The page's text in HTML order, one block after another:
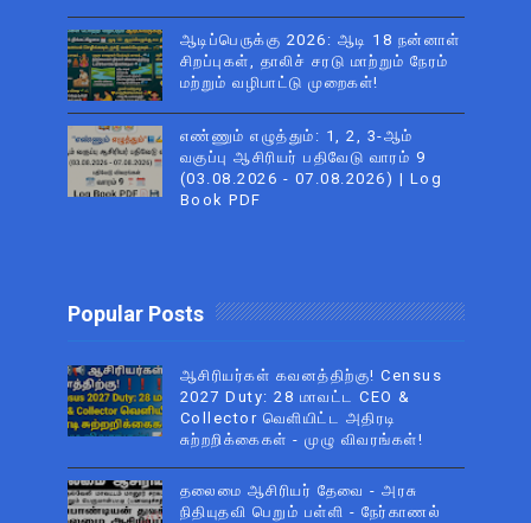
ஆடிப்பெருக்கு 2026: ஆடி 18 நன்னாள்
சிறப்புகள், தாலிச் சரடு மாற்றும் நேரம்
மற்றும் வழிபாட்டு முறைகள்!
எண்ணும் எழுத்தும்: 1, 2, 3-ஆம்
வகுப்பு ஆசிரியர் பதிவேடு வாரம் 9
(03.08.2026 - 07.08.2026) | Log
Book PDF
Popular Posts
ஆசிரியர்கள் கவனத்திற்கு! Census
2027 Duty: 28 மாவட்ட CEO &
Collector வெளியிட்ட அதிரடி
சுற்றறிக்கைகள் - முழு விவரங்கள்!
தலைமை ஆசிரியர் தேவை - அரசு
நிதியுதவி பெறும் பள்ளி - நேர்காணல்